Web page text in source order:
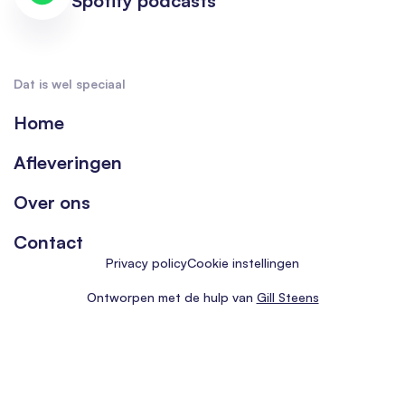
Dat is wel speciaal
Home
Afleveringen
Over ons
Contact
Privacy policyCookie instellingen
Ontworpen met de hulp van Gill Steens